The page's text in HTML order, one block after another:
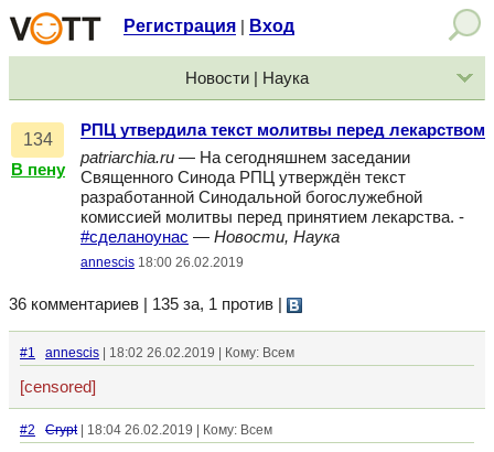
Регистрация Вход
Новости | Наука
134
В пену
РПЦ утвердила текст молитвы перед лекарством
patriarchia.ru — На сегодняшнем заседании
Священного Синода РПЦ утверждён текст
разработанной Синодальной богослужебной
комиссией молитвы перед принятием лекарства. -
#сделаноунас — Новости, Наука
annescis 18:00 26.02.2019
36 комментариев | 135 за, 1 против
#1 annescis | 18:02 26.02.2019 | Кому: Всем
[censored]
#2 Crypt| 18:04 26.02.2019 | Кому: Всем